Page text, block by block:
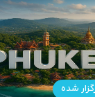
شده